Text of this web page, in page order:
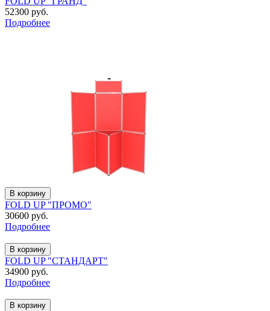
52300 руб.
Подробнее
В корзину
FOLD UP "ПРОМО"
30600 руб.
Подробнее
В корзину
FOLD UP "СТАНДАРТ"
34900 руб.
Подробнее
В корзину